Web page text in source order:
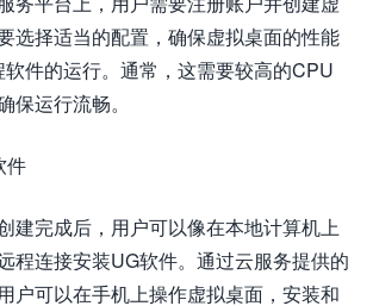
选择适当的配置，确保虚拟桌面的性能
件的运行。通常，这需要较高的CPU
保运行流畅。
件
建完成后，用户可以像在本地计算机上
程连接安装UG软件。通过云服务提供的
户可以在手机上操作虚拟桌面，安装和